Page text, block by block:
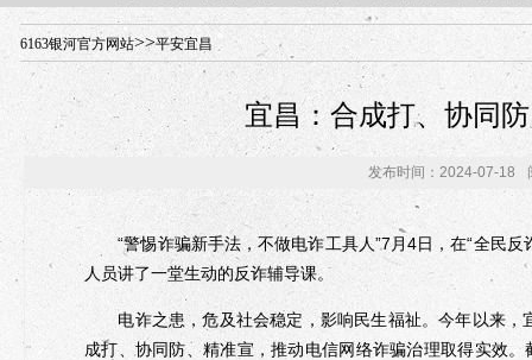
年“招才兴业”事业单位人才引进·北京站人民大学入校工作提醒
6163银河官方网站>>平安宜昌
宜昌：合成打、协同
发布时间：2024-07-18
“警惕诈骗新手法，不做电诈工具人”7月4日，在“全民反
人员讲了一堂生动的反诈辅导课。
电诈之患，危及社会稳定，影响民生福祉。今年以来，
成打、协同防、精准宣，推动电信网络诈骗治理取得实效